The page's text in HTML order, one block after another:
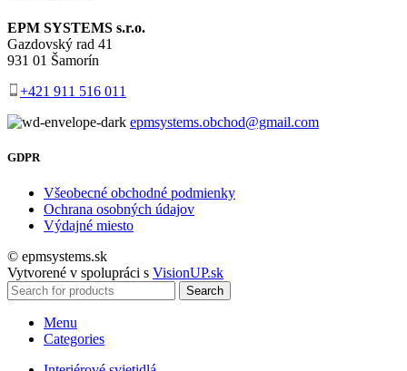
EPM SYSTEMS s.r.o.
Gazdovský rad 41
931 01 Šamorín
+421 911 516 011
epmsystems.obchod@gmail.com
GDPR
Všeobecné obchodné podmienky
Ochrana osobných údajov
Výdajné miesto
© epmsystems.sk
Vytvorené v spolupráci s VisionUP.sk
Search
Menu
Categories